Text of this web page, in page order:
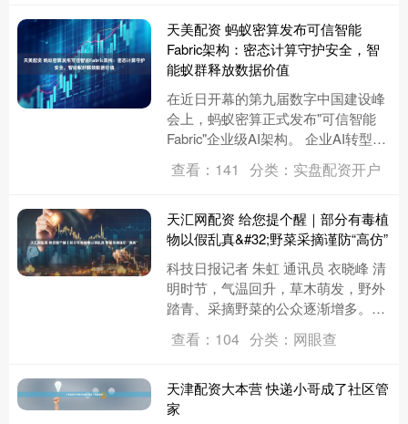
天美配资 蚂蚁密算发布可信智能
Fabric架构：密态计算守护安全，智
能蚁群释放数据价值
在近日开幕的第九届数字中国建设峰
会上，蚂蚁密算正式发布"可信智能
Fabric"企业级AI架构。 企业AI转型核
心战场在数据：治数（让数据可治....
查看：141 分类：实盘配资开户
天汇网配资 给您提个醒｜部分有毒植
物以假乱真&#32;野菜采摘谨防“高仿”
科技日报记者 朱虹 通讯员 衣晓峰 清
明时节，气温回升，草木萌发，野外
踏青、采摘野菜的公众逐渐增多。野
菜因口感清新、风味独特而颇受欢
迎。黑龙江省医学会临床中毒救....
查看：104 分类：网眼查
天津配资大本营 快递小哥成了社区管
家